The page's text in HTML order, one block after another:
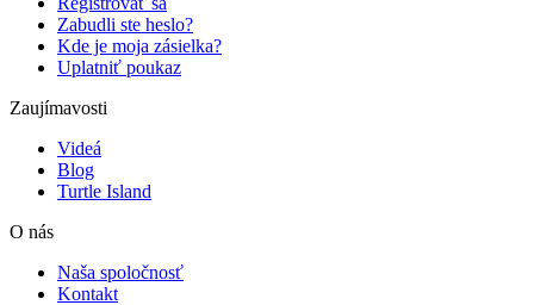
Zabudli ste heslo?
Kde je moja zásielka?
Uplatniť poukaz
Zaujímavosti
Videá
Blog
Turtle Island
O nás
Naša spoločnosť
Kontakt